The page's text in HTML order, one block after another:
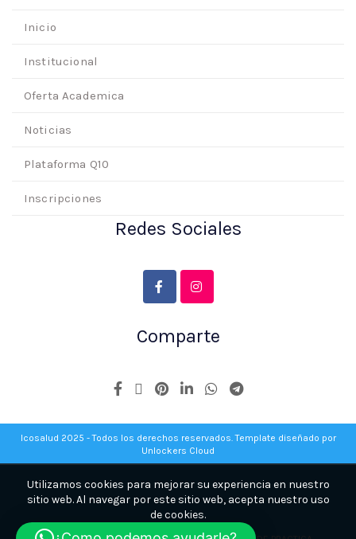
Inicio
Institucional
Oferta Academica
Noticias
Plataforma Q10
Inscripciones
Redes Sociales
Comparte
Icosalud 2025 - Todos los derechos reservados. Template diseñado por
Unlockers Cloud
Utilizamos cookies para mejorar su experiencia en nuestro
sitio web. Al navegar por este sitio web, acepta nuestro uso
de cookies.